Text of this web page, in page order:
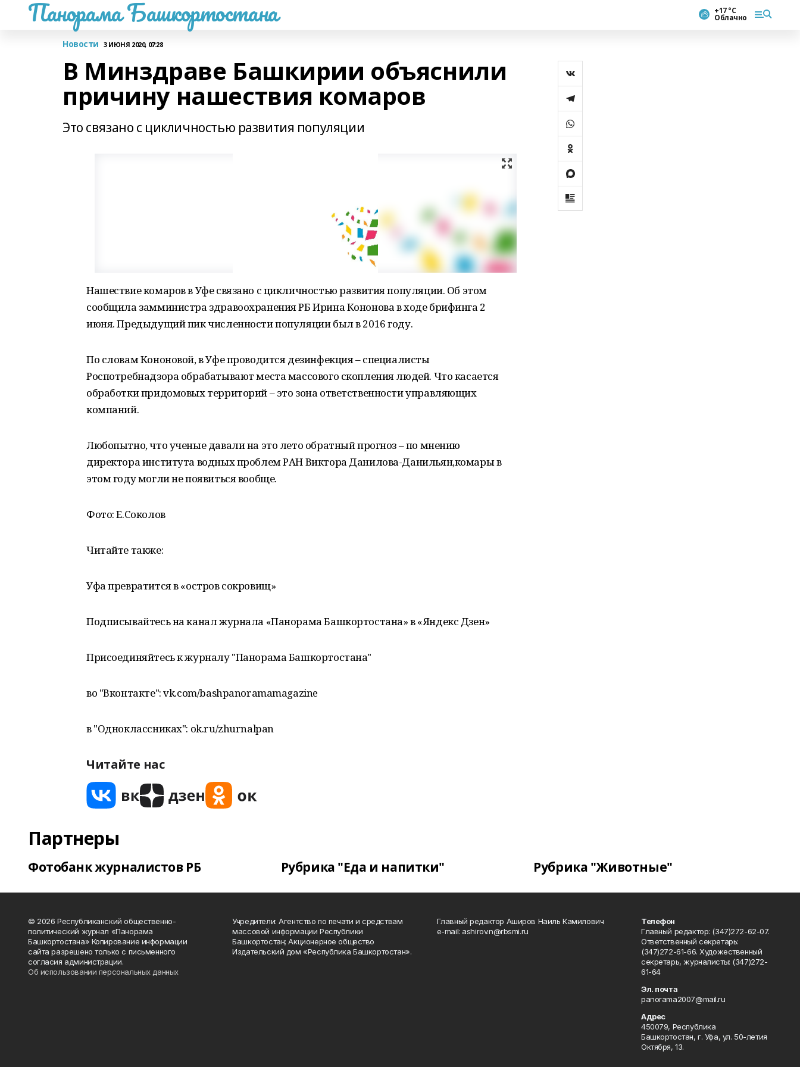
Панорама Башкортостана +17 °С
Облачно
Новости 3 ИЮНЯ 2020, 07:28
В Минздраве Башкирии объяснили
причину нашествия комаров
Это связано с цикличностью развития популяции
Нашествие комаров в Уфе связано с цикличностью развития популяции. Об этом
сообщила замминистра здравоохранения РБ Ирина Кононова в ходе брифинга 2
июня. Предыдущий пик численности популяции был в 2016 году.
По словам Кононовой, в Уфе проводится дезинфекция – специалисты
Роспотребнадзора обрабатывают места массового скопления людей. Что касается
обработки придомовых территорий – это зона ответственности управляющих
компаний.
Любопытно, что ученые давали на это лето обратный прогноз – по мнению
директора института водных проблем РАН Виктора Данилова-Данильян,комары в
этом году могли не появиться вообще.
Фото: Е.Соколов
Читайте также:
Уфа превратится в «остров сокровищ»
Подписывайтесь на канал журнала «Панорама Башкортостана» в «Яндекс Дзен»
Присоединяйтесь к журналу "Панорама Башкортостана"
во "Вконтакте": vk.com/bashpanoramamagazine
в "Одноклассниках": ok.ru/zhurnalpan
Читайте нас
Партнеры
Фотобанк журналистов РБ Рубрика "Еда и напитки" Рубрика "Животные"
© 2026 Республиканский общественно-
политический журнал «Панорама
Башкортостана» Копирование информации
сайта разрешено только с письменного
согласия администрации.
Об использовании персональных данных
Учредители: Агентство по печати и средствам
массовой информации Республики
Башкортостан; Акционерное общество
Издательский дом «Республика Башкортостан».
Главный редактор Аширов Наиль Камилович
e-mail: ashirov.n@rbsmi.ru
Телефон
Главный редактор: (347)272-62-07.
Ответственный секретарь:
(347)272-61-66. Художественный
секретарь, журналисты: (347)272-
61-64
Эл. почта
panorama2007@mail.ru
Адрес
450079, Республика
Башкортостан, г. Уфа, ул. 50-летия
Октября, 13.